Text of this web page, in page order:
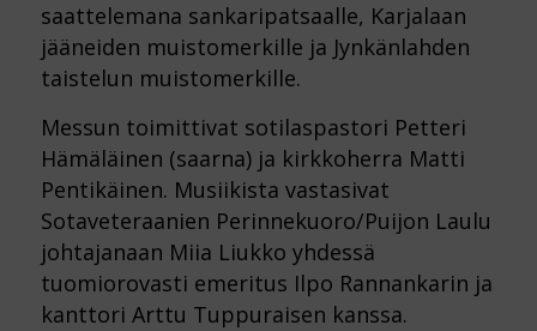
saattelemana sankaripatsaalle, Karjalaan
jääneiden muistomerkille ja Jynkänlahden
taistelun muistomerkille.
Messun toimittivat sotilaspastori Petteri
Hämäläinen (saarna) ja kirkkoherra Matti
Pentikäinen. Musiikista vastasivat
Sotaveteraanien Perinnekuoro/Puijon Laulu
johtajanaan Miia Liukko yhdessä
tuomiorovasti emeritus Ilpo Rannankarin ja
kanttori Arttu Tuppuraisen kanssa.